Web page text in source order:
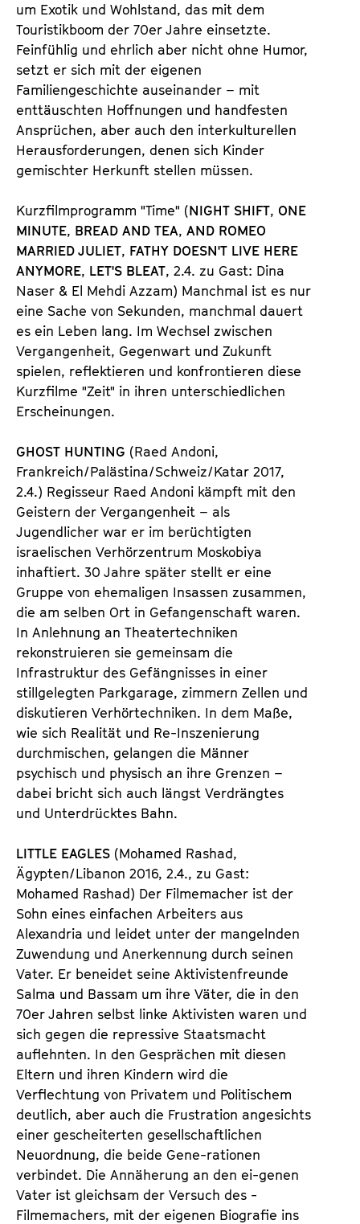
um Exotik und Wohlstand, das mit dem
Touristikboom der 70er Jahre einsetzte.
Feinfühlig und ehrlich aber nicht ohne Humor,
setzt er sich mit der eigenen
Familiengeschichte auseinander – mit
enttäuschten Hoffnungen und handfesten
Ansprüchen, aber auch den interkulturellen
Herausforderungen, denen sich Kinder
gemischter Herkunft stellen müssen.
Kurzfilmprogramm "Time" (NIGHT SHIFT, ONE
MINUTE, BREAD AND TEA, AND ROMEO
MARRIED JULIET, FATHY DOESN'T LIVE HERE
ANYMORE, LET'S BLEAT, 2.4. zu Gast: Dina
Naser & El Mehdi Azzam) Manchmal ist es nur
eine Sache von Sekunden, manchmal dauert
es ein Leben lang. Im Wechsel zwischen
Vergangenheit, Gegenwart und Zukunft
spielen, reflektieren und konfrontieren diese
Kurzfilme "Zeit" in ihren unterschiedlichen
Erscheinungen.
GHOST HUNTING (Raed Andoni,
Frankreich/Palästina/Schweiz/Katar 2017,
2.4.) Regisseur Raed Andoni kämpft mit den
Geistern der Vergangenheit – als
Jugendlicher war er im berüchtigten
israelischen Verhörzentrum Moskobiya
inhaftiert. 30 Jahre später stellt er eine
Gruppe von ehemaligen Insassen zusammen,
die am selben Ort in Gefangenschaft waren.
In Anlehnung an Theatertechniken
rekonstruieren sie gemeinsam die
Infrastruktur des Gefängnisses in einer
stillgelegten Parkgarage, zimmern Zellen und
diskutieren Verhörtechniken. In dem Maße,
wie sich Realität und Re-Inszenierung
durchmischen, gelangen die Männer
psychisch und physisch an ihre Grenzen –
dabei bricht sich auch längst Verdrängtes
und Unterdrücktes Bahn.
LITTLE EAGLES (Mohamed Rashad,
Ägypten/Libanon 2016, 2.4., zu Gast:
Mohamed Rashad) Der Filmemacher ist der
Sohn eines einfachen Arbeiters aus
Alexandria und leidet unter der mangelnden
Zuwendung und Anerkennung durch seinen
Vater. Er beneidet seine Aktivistenfreunde
Salma und Bassam um ihre Väter, die in den
70er Jahren selbst linke Aktivisten waren und
sich gegen die repressive Staatsmacht
auflehnten. In den Gesprächen mit diesen
Eltern und ihren Kindern wird die
Verflechtung von Privatem und Politischem
deutlich, aber auch die Frustration angesichts
einer gescheiterten gesellschaftlichen
Neuordnung, die beide Gene-rationen
verbindet. Die Annäherung an den ei-genen
Vater ist gleichsam der Versuch des -
Filmemachers, mit der eigenen Biografie ins